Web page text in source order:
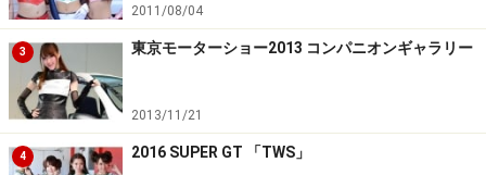
2011/08/04
3 東京モーターショー2013 コンパニオンギャラリー
2013/11/21
4 2016 SUPER GT 「TWS」